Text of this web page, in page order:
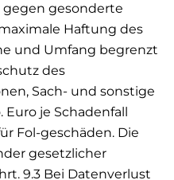
gesonderte
Haftung des
und Umfang begrenzt
des
Sach- und sonstige
Euro je Schadenfall
Fol-geschäden. Die
gesetzlicher
9.3 Bei Datenverlust